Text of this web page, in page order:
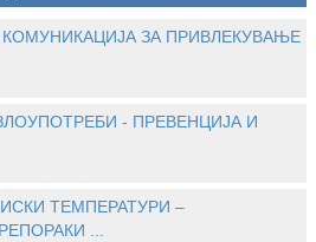
– КОМУНИКАЦИЈА ЗА ПРИВЛЕКУВАЊЕ
- ПРЕВЕНЦИЈА И
ТЕМПЕРАТУРИ –